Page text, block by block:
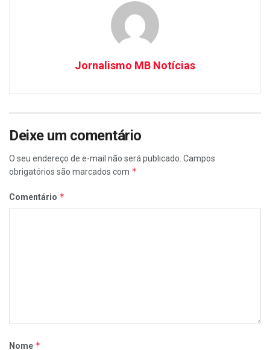
Jornalismo MB Notícias
Deixe um comentário
O seu endereço de e-mail não será publicado. Campos
obrigatórios são marcados com *
Comentário *
Nome *